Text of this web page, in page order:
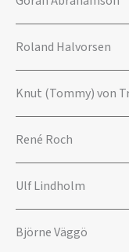
Roland Halvorsen
Knut (Tommy) von
René Roch
Ulf Lindholm
Björne Väggö